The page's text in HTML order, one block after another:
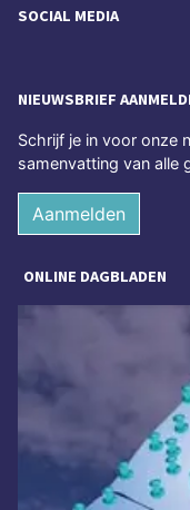
SOCIAL MEDIA
NIEUWSBRIEF
Schrijf je in voor onze
samenvatting van alle
Aanmelden
ONLINE DAGBLADEN